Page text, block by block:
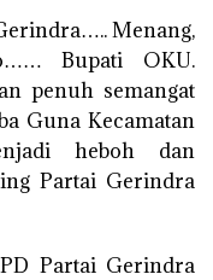
Menang,
Bupati OKU.
penuh semangat
Guna Kecamatan
heboh dan
Partai Gerindra
Partai Gerindra